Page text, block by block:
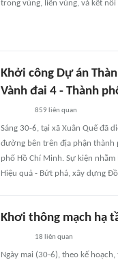
trong vùng, liên vùng, và kết nối
Khởi công Dự án
Vành đai 4 - Thành
859 liên quan
Sáng 30-6, tại xã Xuân Quế đã
đường bên trên địa phận thành
phố Hồ Chí Minh. Sự kiện
Hiệu quả - Bứt phá, xây dựng
Khơi thông mạch hạ
18 liên quan
Ngày mai (30-6), theo kế